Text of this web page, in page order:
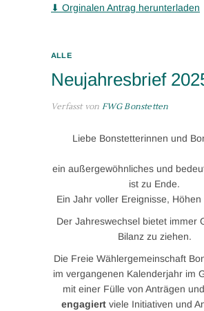
⬇ Orginalen Antrag herunterladen
ALLE
Neujahresbrief
Verfasst von FWG Bonstetten
Liebe Bonstetterinnen und
ein außergewöhnliches und
ist zu Ende.
Ein Jahr voller Ereignisse, Höhen
Der Jahreswechsel bietet immer
Bilanz zu ziehen.
Die Freie Wählergemeinschaft
im vergangenen Kalenderjahr im
mit einer Fülle von Anträgen
engagiert viele Initiativen und